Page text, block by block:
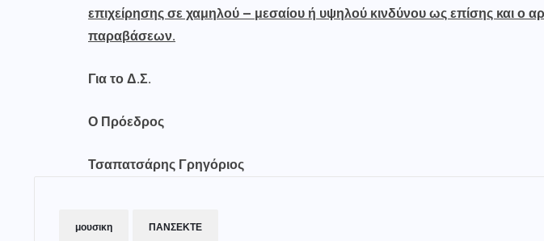
επιχείρησης σε χαμηλού – μεσαίου ή υψηλού κινδύνου ως επίσης και ο
παραβάσεων.
Για το Δ.Σ.
Ο Πρόεδρος
Τσαπατσάρης Γρηγόριος
μουσικη ΠΑΝΣΕΚΤΕ